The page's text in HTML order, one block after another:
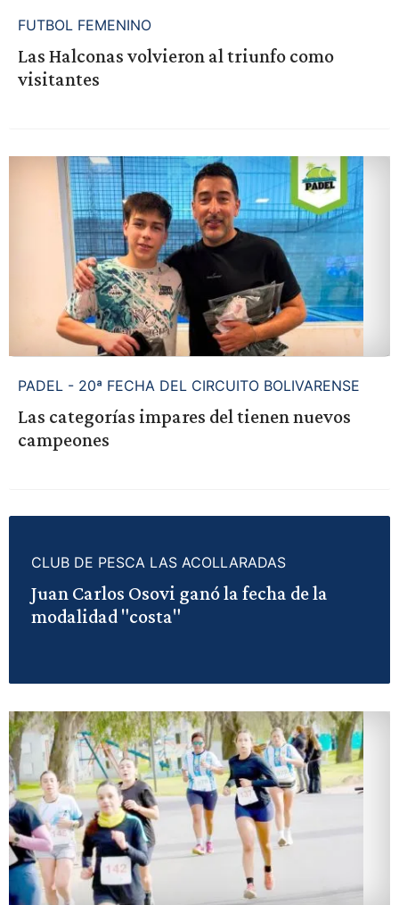
FUTBOL FEMENINO
Las Halconas volvieron al triunfo como
visitantes
PADEL - 20ª FECHA DEL CIRCUITO BOLIVARENSE
Las categorías impares del tienen nuevos
campeones
CLUB DE PESCA LAS ACOLLARADAS
Juan Carlos Osovi ganó la fecha de la
modalidad "costa"